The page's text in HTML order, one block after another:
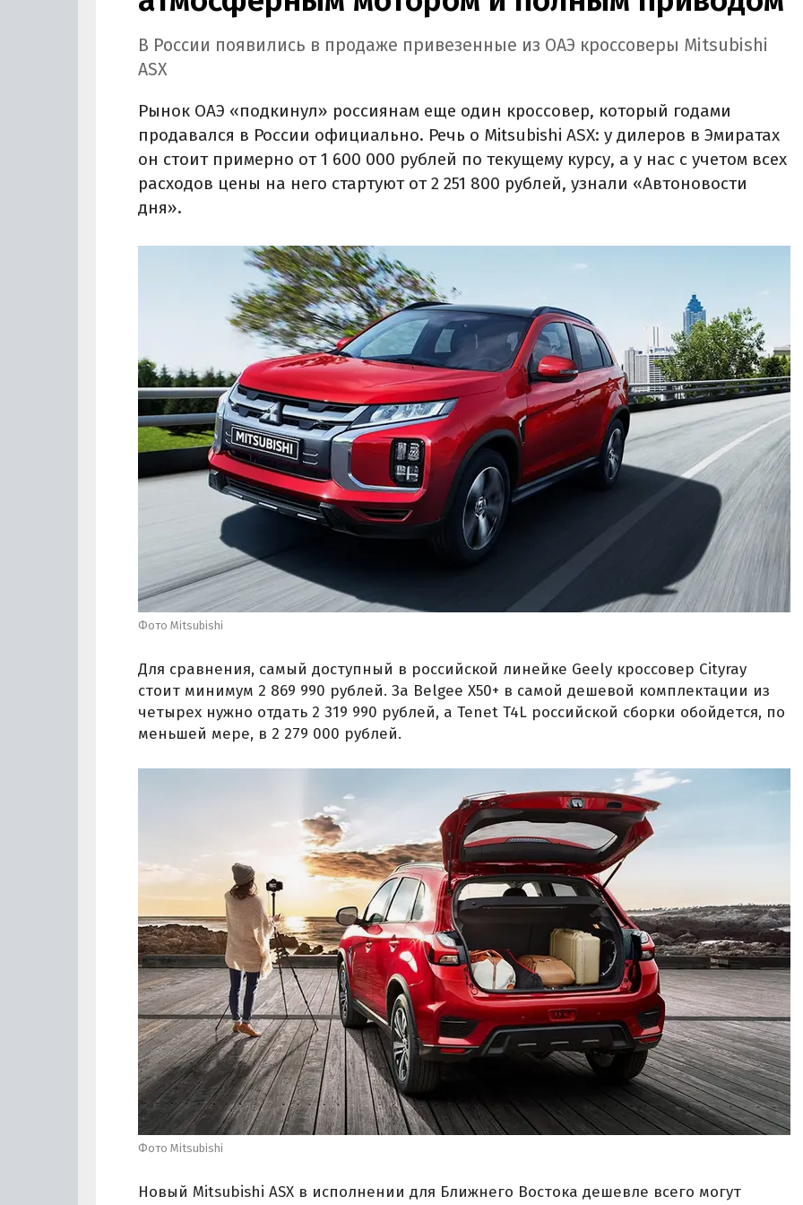
В России появились в продаже привезенные из ОАЭ кроссоверы Mitsubishi
ASX
Рынок ОАЭ «подкинул» россиянам еще один кроссовер, который годами
продавался в России официально. Речь о Mitsubishi ASX: у дилеров в Эмиратах
он стоит примерно от 1 600 000 рублей по текущему курсу, а у нас с учетом всех
расходов цены на него стартуют от 2 251 800 рублей, узнали «Автоновости
дня».
Фото Mitsubishi
Для сравнения, самый доступный в российской линейке Geely кроссовер Cityray
стоит минимум 2 869 990 рублей. За Belgee X50+ в самой дешевой комплектации из
четырех нужно отдать 2 319 990 рублей, а Tenet T4L российской сборки обойдется, по
меньшей мере, в 2 279 000 рублей.
Фото Mitsubishi
Новый Mitsubishi ASX в исполнении для Ближнего Востока дешевле всего могут